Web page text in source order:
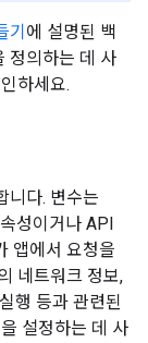
기 에 설명된 백
정의하는 데 사
하세요.
니다. 변수는
성이거나 API
앱에서 요청을
네트워크 정보,
행 등과 관련된
설정하는 데 사